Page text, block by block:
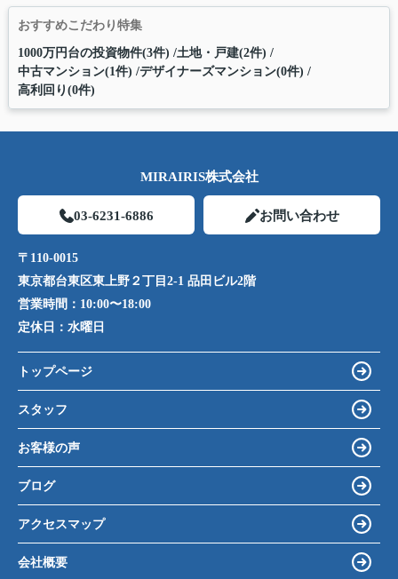
おすすめこだわり特集
1000万円台の投資物件(3件) 土地・戸建(2件)
中古マンション(1件) デザイナーズマンション(0件)
高利回り(0件)
MIRAIRIS株式会社
03-6231-6886 お問い合わせ
〒110-0015
東京都台東区東上野２丁目2-1 品田ビル2階
営業時間： 10:00〜18:00
定休日： 水曜日
トップページ
スタッフ
お客様の声
ブログ
アクセスマップ
会社概要